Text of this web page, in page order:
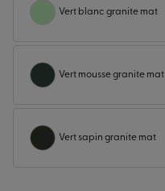
Vert blanc granite mat
Vert mousse granite mat
Vert sapin granite mat